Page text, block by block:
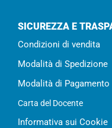
SICUREZZA E
Condizioni di vendita
Modalità di Spedizione
Modalità di Pagamento
Carta del Docente
Informativa sui Cookie